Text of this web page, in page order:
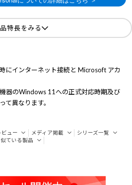
特長をみる
にインターネット接続と Microsoft アカ
器のWindows 11への正式対応時期及び
て異なります。
ビュー メディア掲載
シリーズ一覧
似ている製品